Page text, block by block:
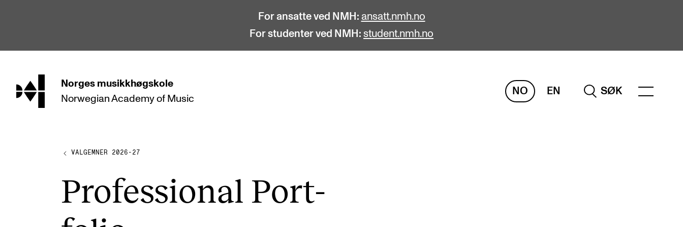
For ansatte ved NMH: ansatt.nmh.no
For studenter ved NMH: student.nmh.no
hjem Norges musikkhøgskole
Norwegian Academy of Music
NO EN
SØK
STUDIER
Bachelor
Doktorgrad Salane våre
VALGEMNER 2026-27
Pro­fes­sio­nal Port­